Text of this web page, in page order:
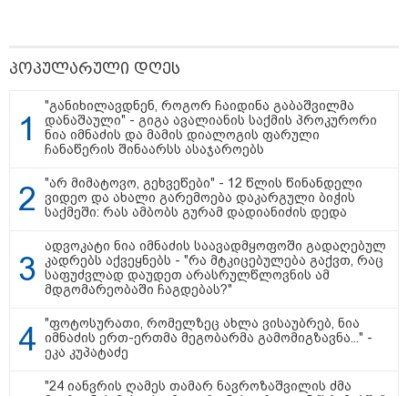
რა მისწერა ნია იმნაძის ბიძამ ეკა
დედა "სქრინს" აქვეყნებს
ალექსანდრე გაბაშვილისა და ანი
ნასყიდაშვილის პირადი
მიმოწერის "სქრინებს" ავრცელებს
"სა­მარ­ცხვი­ნოა ეს ყვე­ლა­ფე­რი,
ყვე­ლა­ზე რბი­ლად რომ ვთქვა!" -
ბარამიძის განცხადებას
ეხმაურება
"ეს ის ადგილია, საიდანაც
პოპულარული დღეს
"განიხილავდნენ, როგორ ჩაიდინა გაბაშვილმა
დანაშაული" - გიგა ავალიანის საქმის პროკურორი
ნია იმნაძის და მამის დიალოგის ფარული
ჩანაწერის შინაარსს ასაჯაროებს
"არ მიმატოვო, გეხვეწები" - 12 წლის წინანდელი
ვიდეო და ახალი გარემოება დაკარგული ბიჭის
საქმეში: რას ამბობს გურამ დადიანიძის დედა
ადვოკატი ნია იმნაძის საავადმყოფოში გადაღებულ
კადრებს აქვეყნებს - "რა მტკიცებულება გაქვთ, რაც
საფუძვლად დაუდეთ არასრულწლოვნის ამ
მდგომარეობაში ჩაგდებას?"
"ფოტოსურათი, რომელზეც ახლა ვისაუბრებ, ნია
იმნაძის ერთ-ერთმა მეგობარმა გამომიგზავნა..." -
ეკა კუპატაძე
"24 იანვრის ღამეს თამარ ნავროზაშვილის ძმა